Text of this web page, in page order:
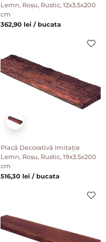
Lemn, Roșu, Rustic, 12x3.5x200
cm
362,90 lei / bucata
Placă Decorativă Imitație
Lemn, Roșu, Rustic, 19x3.5x200
cm
516,30 lei / bucata